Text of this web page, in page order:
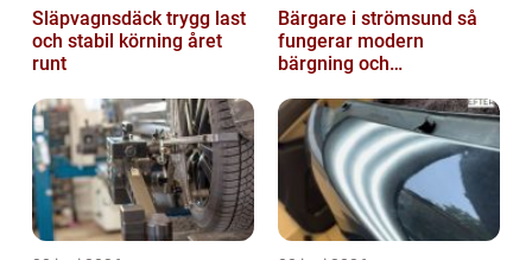
Släpvagnsdäck trygg last
och stabil körning året
runt
Bärgare i strömsund så
fungerar modern
bärgning och